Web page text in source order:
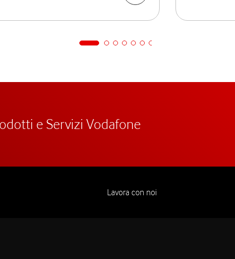
e Servizi Vodafone
Lavora con noi